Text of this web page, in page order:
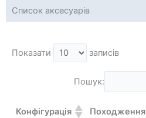
Список аксесуарів
Показати записів
Пошук:
Конфігурація Походження